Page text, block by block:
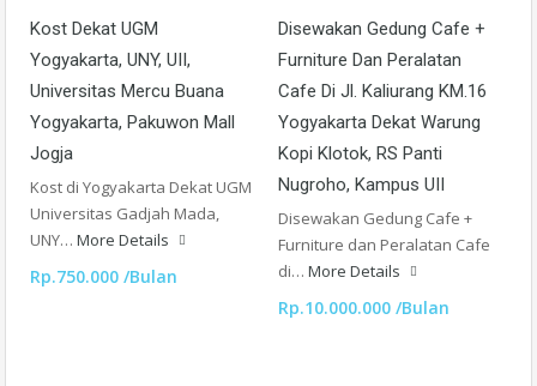
Kost Dekat UGM
Yogyakarta, UNY, UII,
Universitas Mercu Buana
Yogyakarta, Pakuwon Mall
Jogja
Kost di Yogyakarta Dekat UGM
Universitas Gadjah Mada,
UNY… More Details
Rp.750.000 /Bulan
Disewakan Gedung Cafe +
Furniture Dan Peralatan
Cafe Di Jl. Kaliurang KM.16
Yogyakarta Dekat Warung
Kopi Klotok, RS Panti
Nugroho, Kampus UII
Disewakan Gedung Cafe +
Furniture dan Peralatan Cafe
di… More Details
Rp.10.000.000 /Bulan